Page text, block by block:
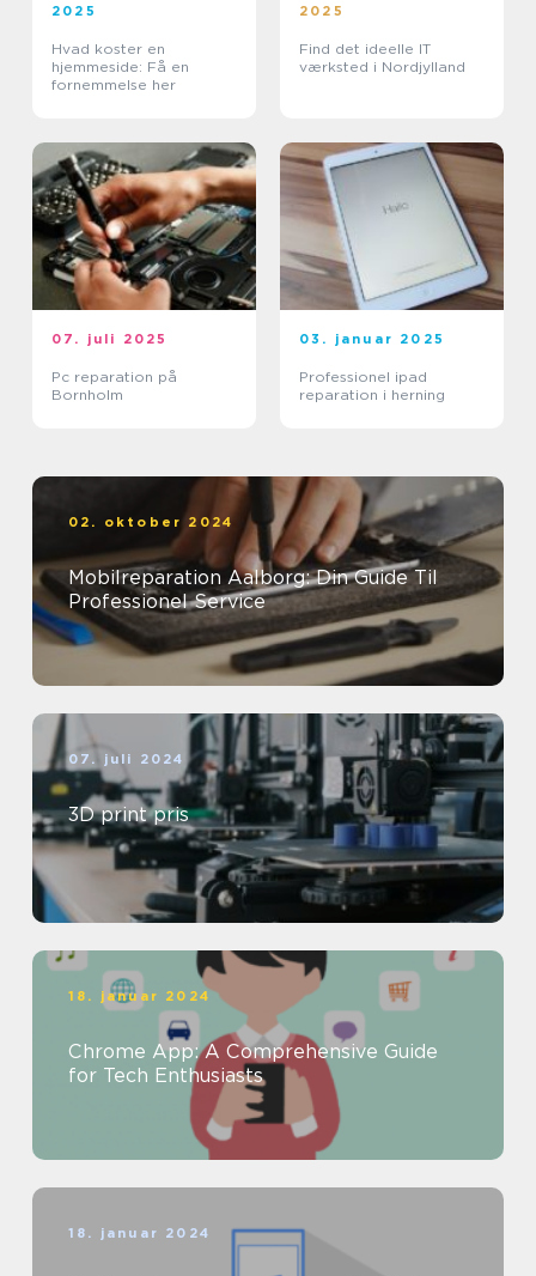
2025
Hvad koster en
hjemmeside: Få en
fornemmelse her
2025
Find det ideelle IT
værksted i Nordjylland
07. juli 2025
Pc reparation på
Bornholm
03. januar 2025
Professionel ipad
reparation i herning
02. oktober 2024
Mobilreparation Aalborg: Din Guide Til
Professionel Service
07. juli 2024
3D print pris
18. januar 2024
Chrome App: A Comprehensive Guide
for Tech Enthusiasts
18. januar 2024